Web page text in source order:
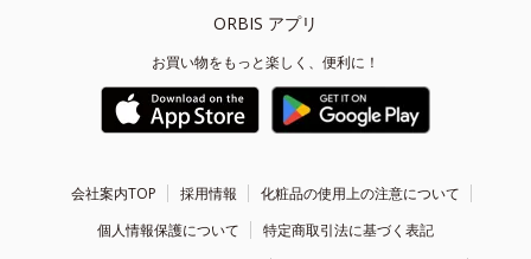
ORBIS アプリ
お買い物をもっと楽しく、便利に！
会社案内TOP 採用情報
化粧品の使用上の注意について
個人情報保護について
特定商取引法に基づく表記